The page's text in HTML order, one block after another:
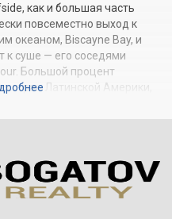
как и большая часть
повсеместно выход к
океаном, Biscayne Bay, и
к суше — его соседями
Большой процент
стран Латинской Америки,
скоро откроют двери